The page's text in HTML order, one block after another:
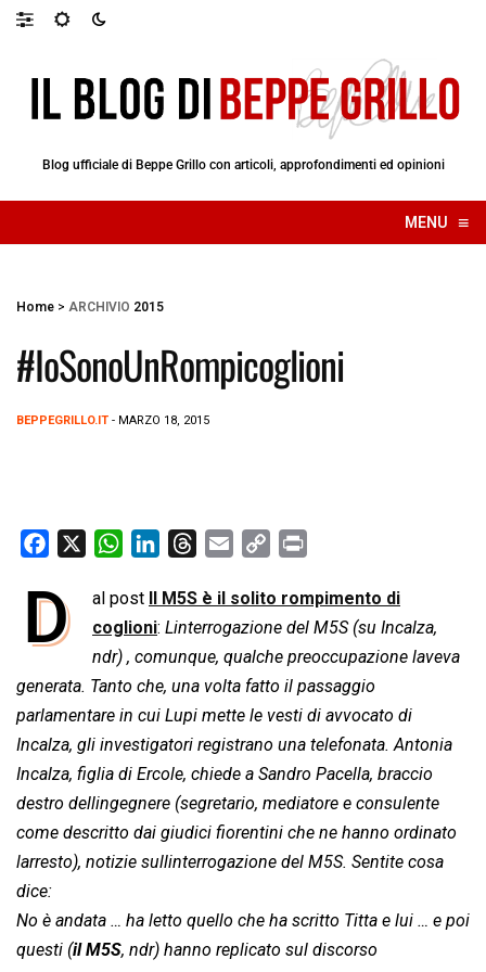
Blog ufficiale di Beppe Grillo con articoli, approfondimenti ed opinioni
MENU ≡
☰
Home > ARCHIVIO 2015
#IoSonoUnRompicoglioni
BEPPEGRILLO.IT - MARZO 18, 2015
c
e
o
o
k
W
a
s
A
p
p
n
k
e
d
I
n
r
e
a
d
s
a
i
l
p
y
L
i
n
k
i
n
t
D al post
Il M5S è il solito rompimento di
coglioni: Linterrogazione del M5S (su Incalza,
ndr) , comunque, qualche preoccupazione laveva
generata. Tanto che, una volta fatto il passaggio
parlamentare in cui Lupi mette le vesti di avvocato di
Incalza, gli investigatori registrano una telefonata. Antonia
Incalza, figlia di Ercole, chiede a Sandro Pacella, braccio
destro dellingegnere (segretario, mediatore e consulente
come descritto dai giudici fiorentini che ne hanno ordinato
larresto), notizie sullinterrogazione del M5S. Sentite cosa
dice:
No è andata … ha letto quello che ha scritto Titta e lui … e poi
questi (il M5S, ndr) hanno replicato sul discorso